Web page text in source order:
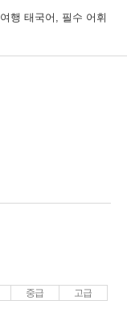
여행 태국어, 필수 어휘
중급 고급